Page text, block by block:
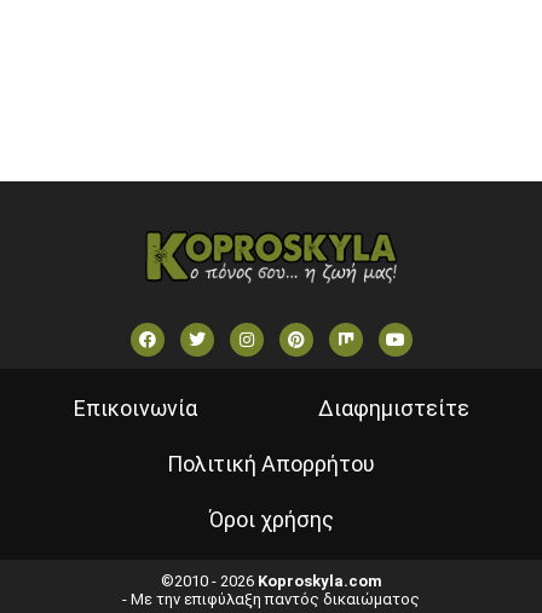
Επικοινωνία Διαφημιστείτε
Πολιτική Απορρήτου
Όροι χρήσης
©2010 - 2026 Koproskyla.com
- Με την επιφύλαξη παντός δικαιώματος